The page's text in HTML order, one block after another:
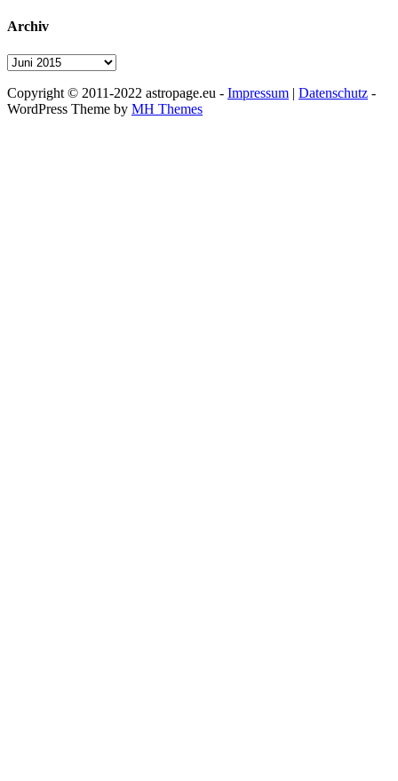
Archiv
Archiv
Copyright © 2011-2022 astropage.eu - Impressum | Datenschutz -
WordPress Theme by MH Themes